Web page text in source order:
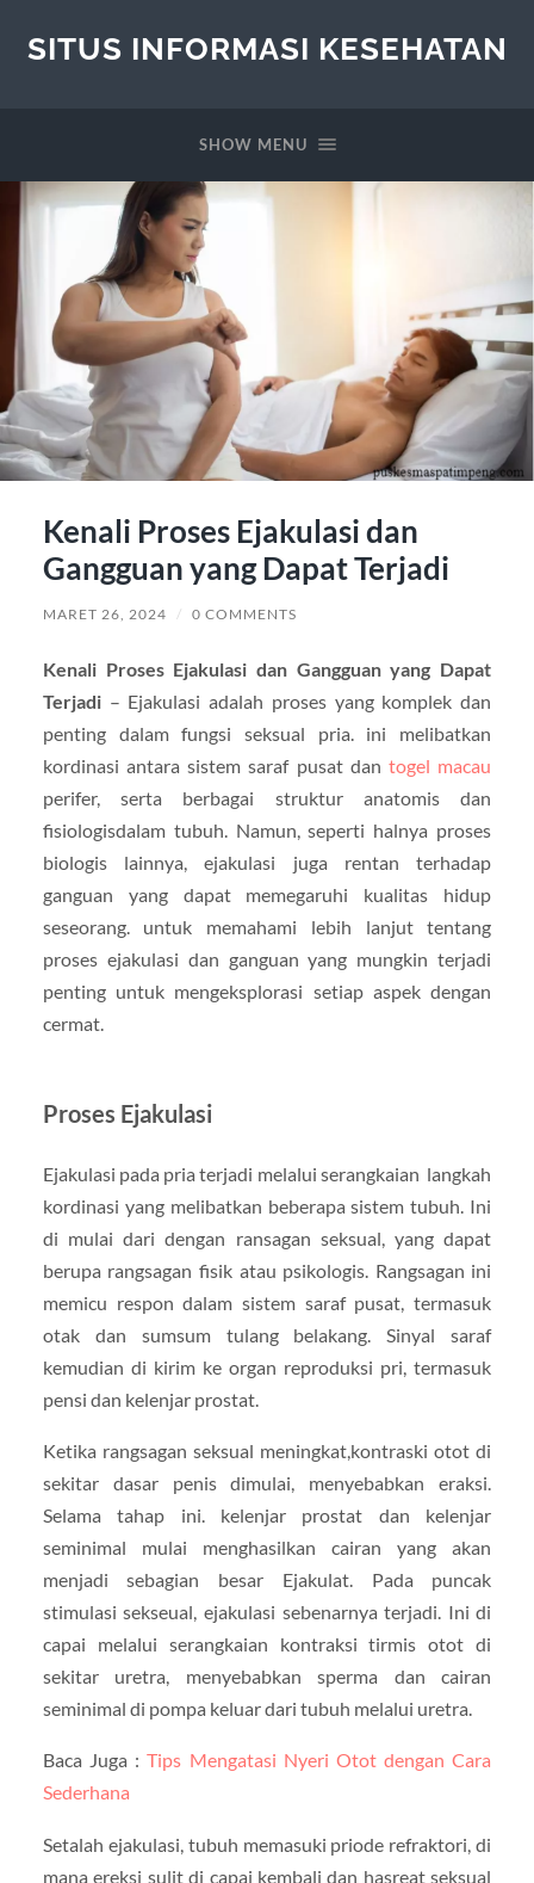
SITUS INFORMASI KESEHATAN
SHOW MENU
Kenali Proses Ejakulasi dan
Gangguan yang Dapat Terjadi
MARET 26, 2024 / 0 COMMENTS
Kenali Proses Ejakulasi dan Gangguan yang Dapat
Terjadi– Ejakulasi adalah proses yang komplek dan
penting dalam fungsi seksual pria. ini melibatkan
kordinasi antara sistem saraf pusat dan togel macau
perifer, serta berbagai struktur anatomis dan
fisiologisdalam tubuh. Namun, seperti halnya proses
biologis lainnya, ejakulasi juga rentan terhadap
ganguan yang dapat memegaruhi kualitas hidup
seseorang. untuk memahami lebih lanjut tentang
proses ejakulasi dan ganguan yang mungkin terjadi
penting untuk mengeksplorasi setiap aspek dengan
cermat.
Proses Ejakulasi
Ejakulasi pada pria terjadi melalui serangkaian langkah
kordinasi yang melibatkan beberapa sistem tubuh. Ini
di mulai dari dengan ransagan seksual, yang dapat
berupa rangsagan fisik atau psikologis. Rangsagan ini
memicu respon dalam sistem saraf pusat, termasuk
otak dan sumsum tulang belakang. Sinyal saraf
kemudian di kirim ke organ reproduksi pri, termasuk
pensi dan kelenjar prostat.
Ketika rangsagan seksual meningkat,kontraski otot di
sekitar dasar penis dimulai, menyebabkan eraksi.
Selama tahap ini. kelenjar prostat dan kelenjar
seminimal mulai menghasilkan cairan yang akan
menjadi sebagian besar Ejakulat. Pada puncak
stimulasi sekseual, ejakulasi sebenarnya terjadi. Ini di
capai melalui serangkaian kontraksi tirmis otot di
sekitar uretra, menyebabkan sperma dan cairan
seminimal di pompa keluar dari tubuh melalui uretra.
Baca Juga :Tips Mengatasi Nyeri Otot dengan Cara
Sederhana
Setalah ejakulasi, tubuh memasuki priode refraktori, di
mana ereksi sulit di capai kembali dan hasreat seksual